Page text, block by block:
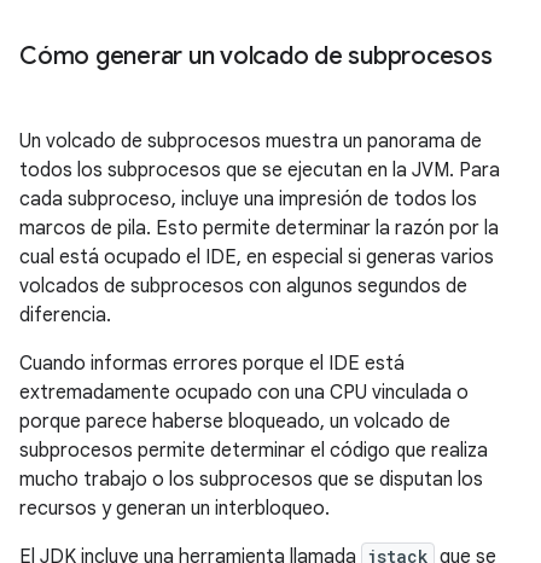
Cómo generar un volcado de subprocesos
Un volcado de subprocesos muestra un panorama de
todos los subprocesos que se ejecutan en la JVM. Para
cada subproceso, incluye una impresión de todos los
marcos de pila. Esto permite determinar la razón por la
cual está ocupado el IDE, en especial si generas varios
volcados de subprocesos con algunos segundos de
diferencia.
Cuando informas errores porque el IDE está
extremadamente ocupado con una CPU vinculada o
porque parece haberse bloqueado, un volcado de
subprocesos permite determinar el código que realiza
mucho trabajo o los subprocesos que se disputan los
recursos y generan un interbloqueo.
El JDK incluye una herramienta llamada jstack que se